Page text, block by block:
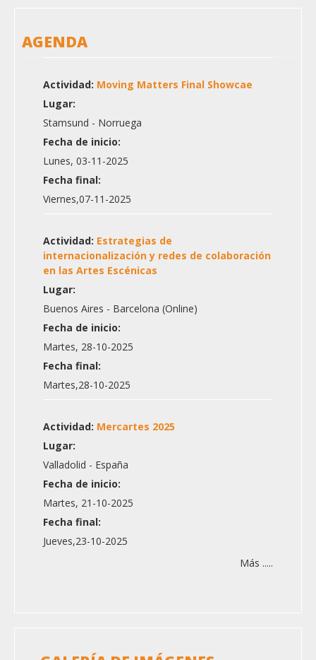
AGENDA
Actividad: Moving Matters Final Showcae
Lugar:
Stamsund - Norruega
Fecha de inicio:
Lunes, 03-11-2025
Fecha final:
Viernes,07-11-2025
Actividad: Estrategias de
internacionalización y redes de colaboración
en las Artes Escénicas
Lugar:
Buenos Aires - Barcelona (Online)
Fecha de inicio:
Martes, 28-10-2025
Fecha final:
Martes,28-10-2025
Actividad: Mercartes 2025
Lugar:
Valladolid - España
Fecha de inicio:
Martes, 21-10-2025
Fecha final:
Jueves,23-10-2025
Más .....